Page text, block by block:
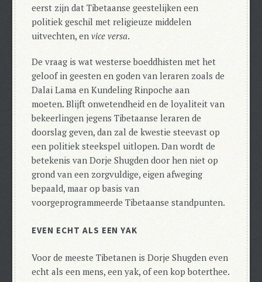
eerst zijn dat Tibetaanse geestelijken een
politiek geschil met religieuze middelen
uitvechten, envice versa.
De vraag is wat westerse boeddhisten met het
geloof in geesten en goden van leraren zoals de
Dalai Lama en Kundeling Rinpoche aan
moeten. Blijft onwetendheid en de loyaliteit van
bekeerlingen jegens Tibetaanse leraren de
doorslag geven, dan zal de kwestie steevast op
een politiek steekspel uitlopen. Dan wordt de
betekenis van Dorje Shugden door hen niet op
grond van een zorgvuldige, eigen afweging
bepaald, maar op basis van
voorgeprogrammeerde Tibetaanse standpunten.
EVEN ECHT ALS EEN YAK
Voor de meeste Tibetanen is Dorje Shugden even
echt als een mens, een yak, of een kop boterthee.